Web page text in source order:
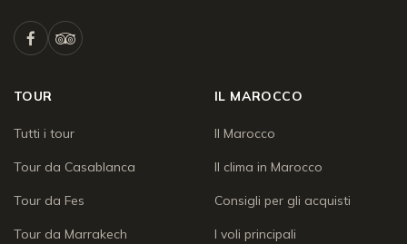
TOUR
Tutti i tour
Tour da Casablanca
Tour da Fes
Tour da Marrakech
IL MAROCCO
Il Marocco
Il clima in Marocco
Consigli per gli acquisti
I voli principali